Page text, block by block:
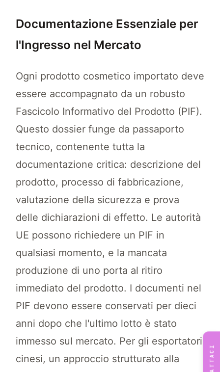
Documentazione Essenziale per
l'Ingresso nel Mercato
Ogni prodotto cosmetico importato deve
essere accompagnato da un robusto
Fascicolo Informativo del Prodotto (PIF).
Questo dossier funge da passaporto
tecnico, contenente tutta la
documentazione critica: descrizione del
prodotto, processo di fabbricazione,
valutazione della sicurezza e prova
delle dichiarazioni di effetto. Le autorità
UE possono richiedere un PIF in
qualsiasi momento, e la mancata
produzione di uno porta al ritiro
immediato del prodotto. I documenti nel
PIF devono essere conservati per dieci
anni dopo che l'ultimo lotto è stato
immesso sul mercato. Per gli esportatori
cinesi, un approccio strutturato alla